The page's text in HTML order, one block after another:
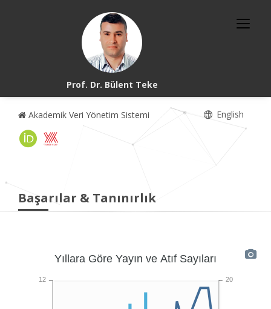
Prof. Dr. Bülent Teke
Akademik Veri Yönetim Sistemi English
Başarılar & Tanınırlık
Yıllara Göre Yayın ve Atıf Sayıları
20
12